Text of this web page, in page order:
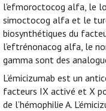
l'efmoroctocog alfa, le
simoctocog alfa et le
biosynthétiques du
l’eftrénonacog alfa, le
gamma sont des
L’émicizumab est un
facteurs IX activé et X
de l’hémophilie A.